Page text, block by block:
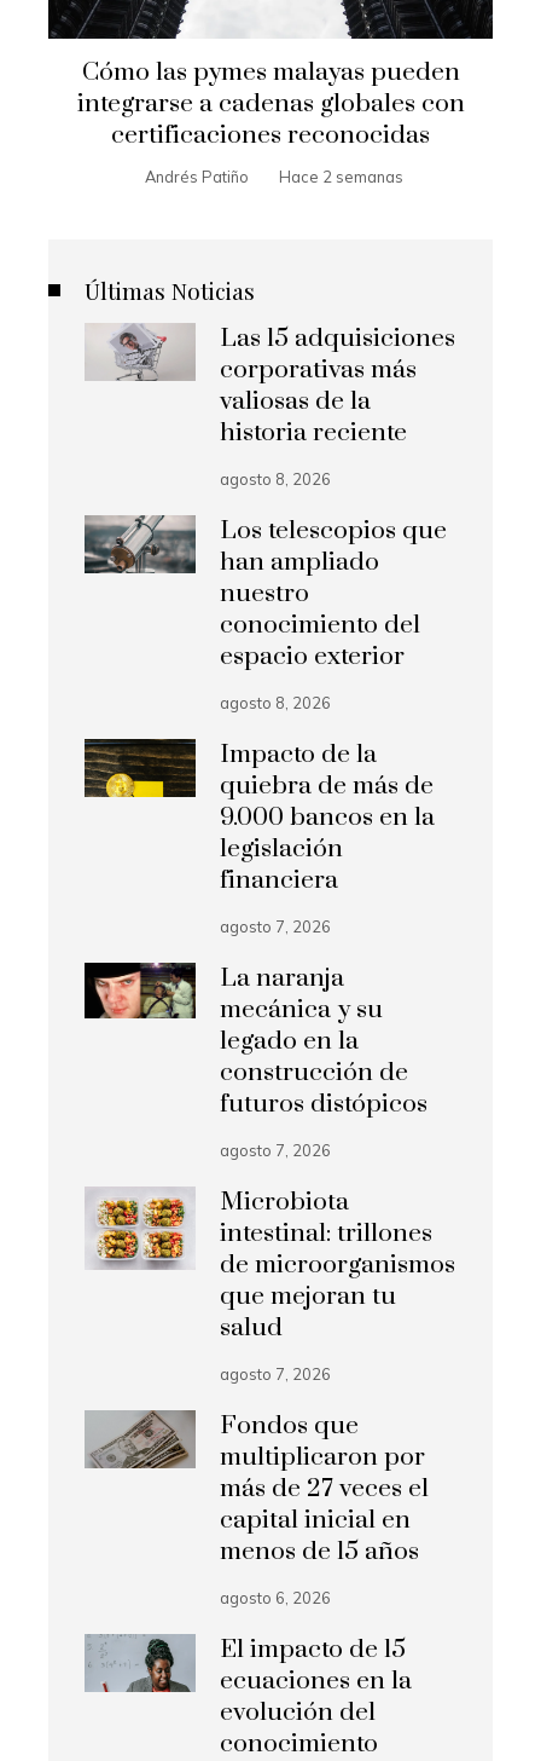
Cómo las pymes malayas pueden
integrarse a cadenas globales con
certificaciones reconocidas
Andrés Patiño Hace 2 semanas
Últimas Noticias
Las 15 adquisiciones
corporativas más
valiosas de la
historia reciente
agosto 8, 2026
Los telescopios que
han ampliado
nuestro
conocimiento del
espacio exterior
agosto 8, 2026
Impacto de la
quiebra de más de
9.000 bancos en la
legislación
financiera
agosto 7, 2026
La naranja
mecánica y su
legado en la
construcción de
futuros distópicos
agosto 7, 2026
Microbiota
intestinal: trillones
de microorganismos
que mejoran tu
salud
agosto 7, 2026
Fondos que
multiplicaron por
más de 27 veces el
capital inicial en
menos de 15 años
agosto 6, 2026
El impacto de 15
ecuaciones en la
evolución del
conocimiento